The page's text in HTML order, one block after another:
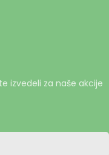
izvedeli za naše akcije